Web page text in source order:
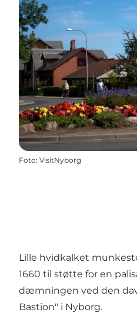
Foto: VisitNyborg
Lille hvidkalket
1660 til støtte for en
dæmningen ved den
Bastion" i Nyborg.